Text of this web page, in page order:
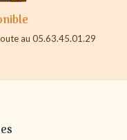
au 05.63.45.01.29